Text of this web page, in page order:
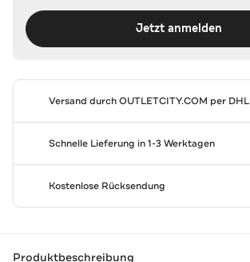
Jetzt anmelden
Versand durchOUTLETCITY.COM per DHL
Schnelle Lieferung in 1-3 Werktagen
Kostenlose Rücksendung
Produktbeschreibung